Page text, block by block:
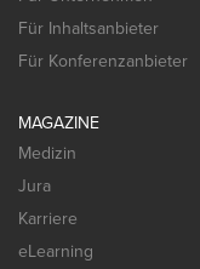
Für Inhaltsanbieter
Für Konferenzanbieter
MAGAZINE
Medizin
Jura
Karriere
eLearning